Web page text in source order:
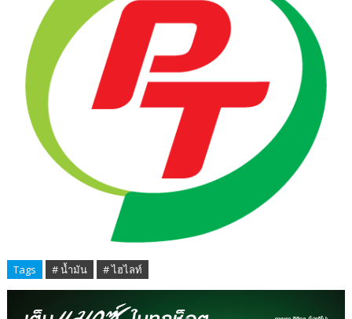
Tags # น้ำมัน # ไฮไลท์